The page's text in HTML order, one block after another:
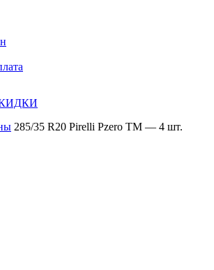
285/35 R20 Pirelli Pzero TM — 4 шт.